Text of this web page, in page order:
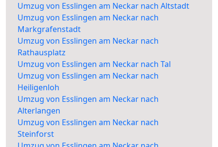
Umzug von Esslingen am Neckar nach Altstadt
Umzug von Esslingen am Neckar nach
Markgrafenstadt
Umzug von Esslingen am Neckar nach
Rathausplatz
Umzug von Esslingen am Neckar nach Tal
Umzug von Esslingen am Neckar nach
Heiligenloh
Umzug von Esslingen am Neckar nach
Alterlangen
Umzug von Esslingen am Neckar nach
Steinforst